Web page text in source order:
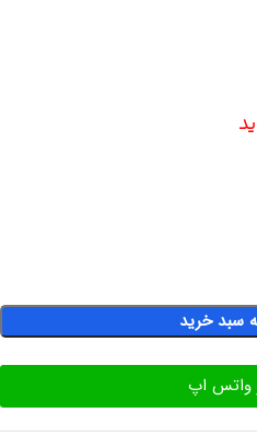
سبد خرید
واتس اپ